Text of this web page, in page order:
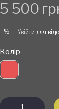
5 500
% Увійти для
Колір